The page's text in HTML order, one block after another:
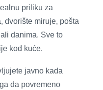
priliku za
dvorište miruje, pošta
danima. Sve to
kod kuće.
javno kada
da povremeno